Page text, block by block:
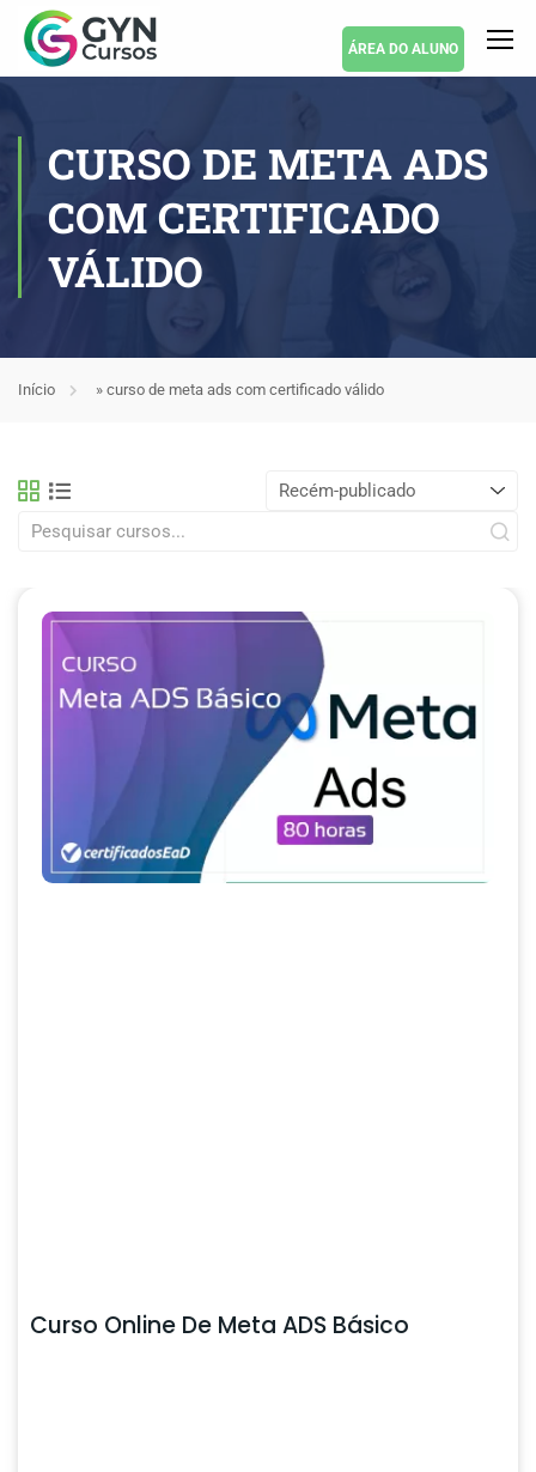
ÁREA DO ALUNO
CURSO DE META ADS
COM CERTIFICADO
VÁLIDO
Início » curso de meta ads com certificado válido
Curso Online De Meta ADS Básico